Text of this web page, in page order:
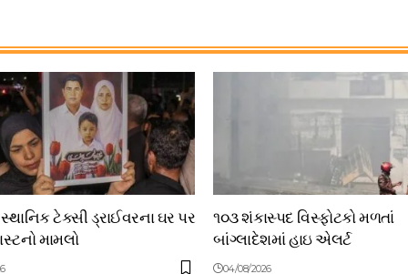
ટેક્સી ડ્રાઈવરના ઘર પર
મામલો
૧૦૩ શંકાસ્પદ વિસ્ફોટકો મળતાં
બાંગ્લાદેશમાં હાઇ એલર્ટ
04/08/2026